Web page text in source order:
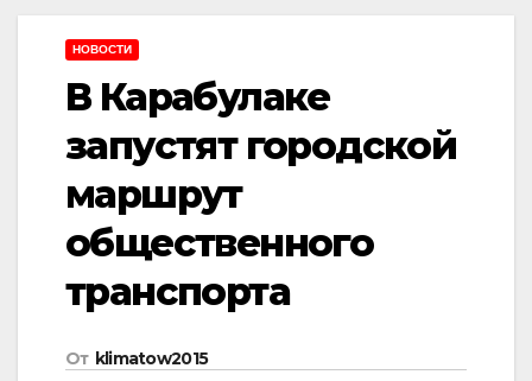
НОВОСТИ
В Карабулаке
запустят городской
маршрут
общественного
транспорта
От klimatow2015